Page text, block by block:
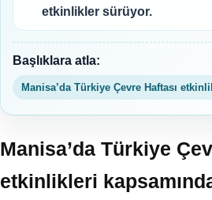
etkinlikler sürüyor.
Başlıklara atla:
Manisa’da Türkiye Çevre Haftası
Manisa’da Türkiye
etkinlikleri